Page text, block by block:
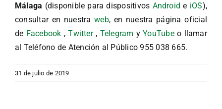
Málaga (disponible para dispositivos Android e iOS),
consultar en nuestraweb, en nuestra página oficial
de Facebook ,Twitter, Telegram yYouTubeo llamar
al Teléfono de Atención al Público 955 038 665.
31 de julio de 2019